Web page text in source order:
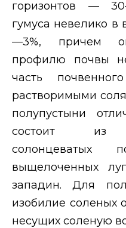
горизонтов —
гумуса невелико в
—3%, причем
профилю почвы
часть
растворимыми
полупустыни
состоит из
солонцеватых
выщелоченных
западин. Для
изобилие соленых
несущих соленую